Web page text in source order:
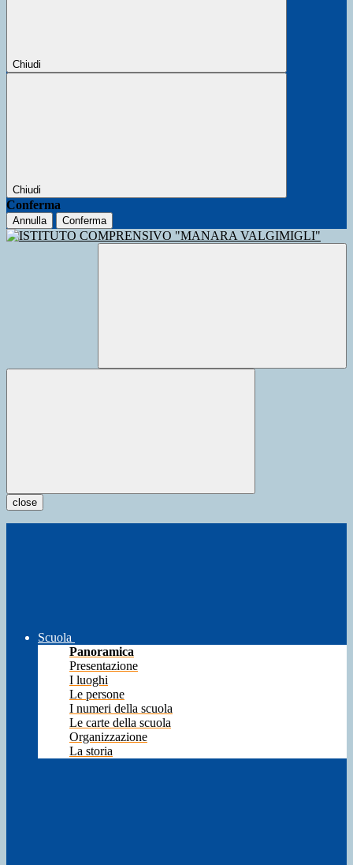
Chiudi
Chiudi
Conferma
Annulla Conferma
close
Scuola
Panoramica
Presentazione
I luoghi
Le persone
I numeri della scuola
Le carte della scuola
Organizzazione
La storia